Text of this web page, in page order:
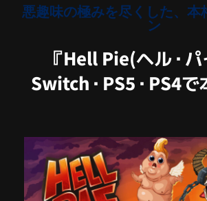
悪趣味の極みを尽くした、本
ン
『Hell Pie(ヘル・
Switch・PS5・PS4